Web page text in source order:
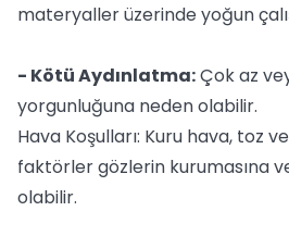
materyaller üzerinde yoğun
- Kötü Aydınlatma:Çok az
yorgunluğuna neden olabilir.
Hava Koşulları: Kuru hava, toz
faktörler gözlerin kurumasına
olabilir.